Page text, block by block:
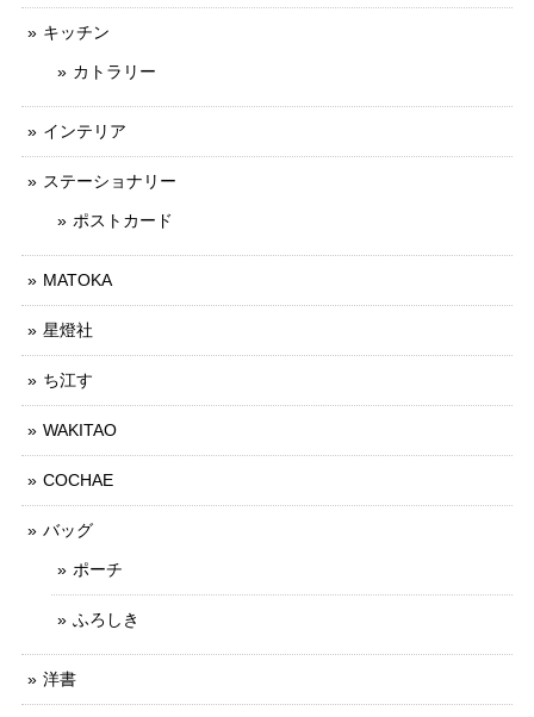
キッチン
カトラリー
インテリア
ステーショナリー
ポストカード
MATOKA
星燈社
ち江す
WAKITAO
COCHAE
バッグ
ポーチ
ふろしき
洋書